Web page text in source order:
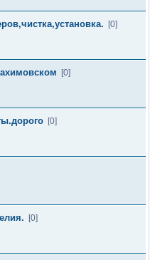
[0]
[0]
[0]
[0]